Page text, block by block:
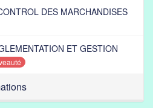
DES MARCHANDISES
ET GESTION